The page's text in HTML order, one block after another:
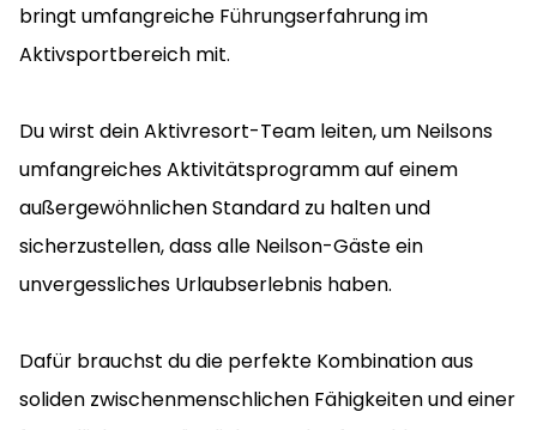
bringt umfangreiche Führungserfahrung im
Aktivsportbereich mit.
Du wirst dein Aktivresort-Team leiten, um Neilsons
umfangreiches Aktivitätsprogramm auf einem
außergewöhnlichen Standard zu halten und
sicherzustellen, dass alle Neilson-Gäste ein
unvergessliches Urlaubserlebnis haben.
Dafür brauchst du die perfekte Kombination aus
soliden zwischenmenschlichen Fähigkeiten und einer